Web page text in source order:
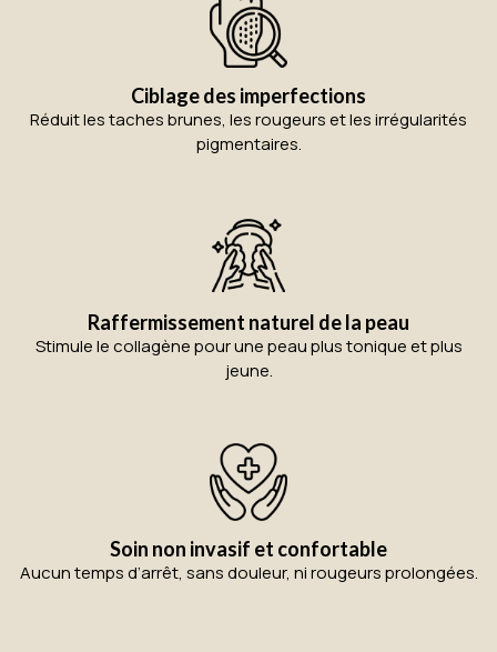
Ciblage des imperfections
Réduit les taches brunes, les rougeurs et les irrégularités
pigmentaires.
Raffermissement naturel de la peau
Stimule le collagène pour une peau plus tonique et plus
jeune.
Soin non invasif et confortable
Aucun temps d’arrêt, sans douleur, ni rougeurs prolongées.